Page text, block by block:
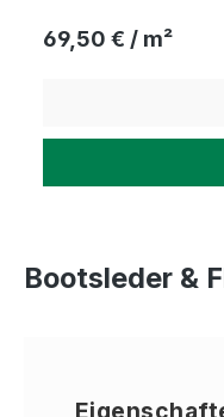
Regulärer Preis:
69,50 € / m²
Bootsleder &